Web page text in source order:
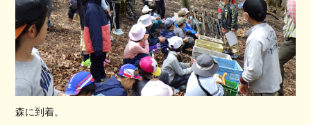
森に到着。